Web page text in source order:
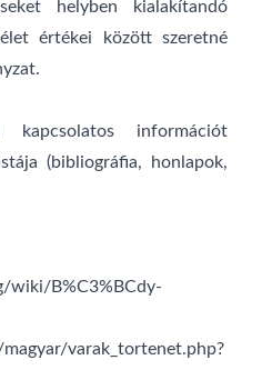
helyben kialakítandó
értékei között szeretné
információt
(bibliográfia, honlapok,
wiki/B%C3%BCdy-
varak_tortenet.php?